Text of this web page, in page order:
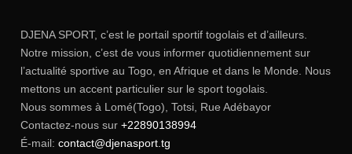
DJENA SPORT, c’est le portail sportif togolais et d’ailleurs.
Notre mission, c’est de vous informer quotidiennement sur
l’actualité sportive au Togo, en Afrique et dans le Monde. Nous
mettons un accent particulier sur le sport togolais.
Nous sommes à Lomé(Togo), Totsi, Rue Adébayor
Contactez-nous sur +22890138994
É-mail: contact@djenasport.tg